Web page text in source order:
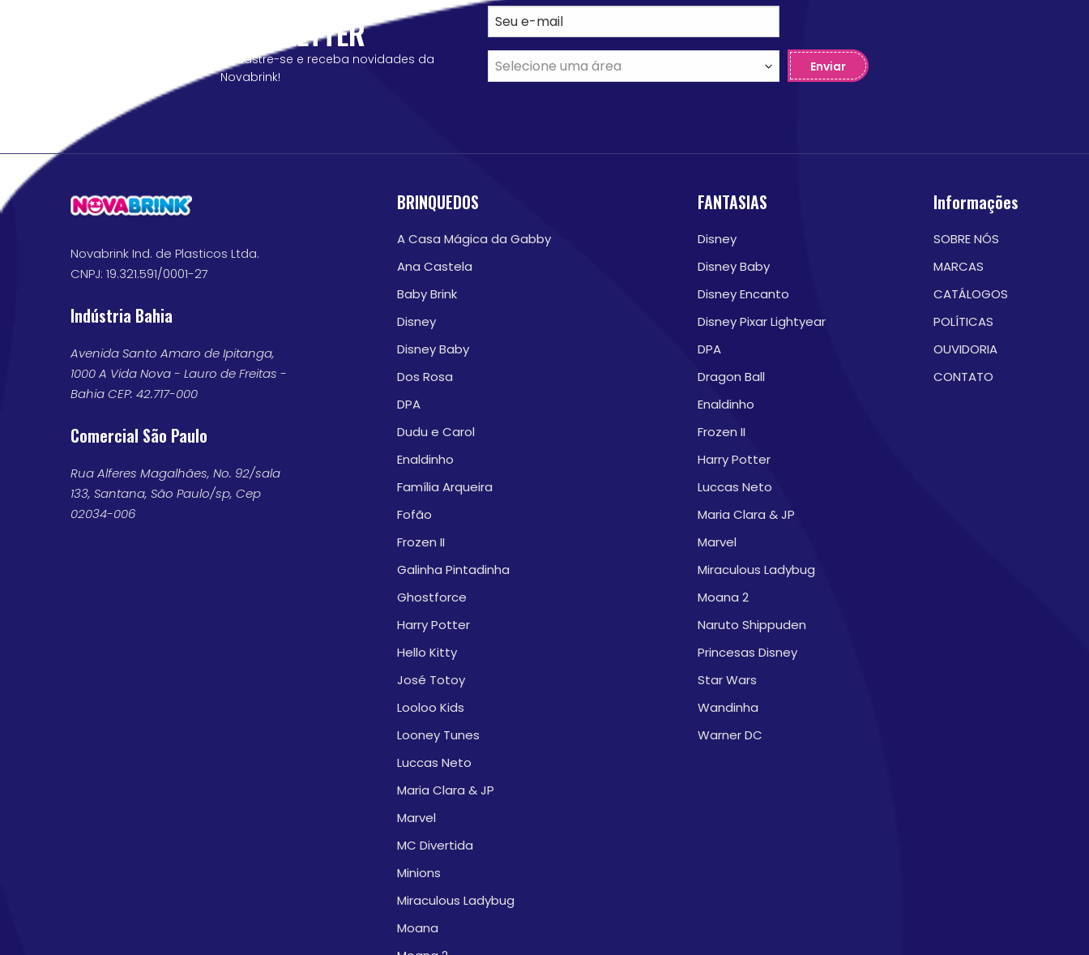
NEWSLETTER
cadastre-se e receba novidades da
Novabrink!
Enviar
Novabrink Ind. de Plasticos Ltda.
CNPJ: 19.321.591/0001-27
Indústria Bahia
Avenida Santo Amaro de Ipitanga,
1000 A Vida Nova - Lauro de Freitas -
Bahia CEP: 42.717-000
Comercial São Paulo
Rua Alferes Magalhães, No. 92/sala
133, Santana, São Paulo/sp, Cep
02034-006
BRINQUEDOS
A Casa Mágica da Gabby
Ana Castela
Baby Brink
Disney
Disney Baby
Dos Rosa
DPA
Dudu e Carol
Enaldinho
Família Arqueira
Fofão
Frozen II
Galinha Pintadinha
Ghostforce
Harry Potter
Hello Kitty
José Totoy
Looloo Kids
Looney Tunes
Luccas Neto
Maria Clara & JP
Marvel
MC Divertida
Minions
Miraculous Ladybug
Moana
FANTASIAS
Disney
Disney Baby
Disney Encanto
Disney Pixar Lightyear
DPA
Dragon Ball
Enaldinho
Frozen II
Harry Potter
Luccas Neto
Maria Clara & JP
Marvel
Miraculous Ladybug
Moana 2
Naruto Shippuden
Princesas Disney
Star Wars
Wandinha
Warner DC
Informações
SOBRE NÓS
MARCAS
CATÁLOGOS
POLÍTICAS
OUVIDORIA
CONTATO